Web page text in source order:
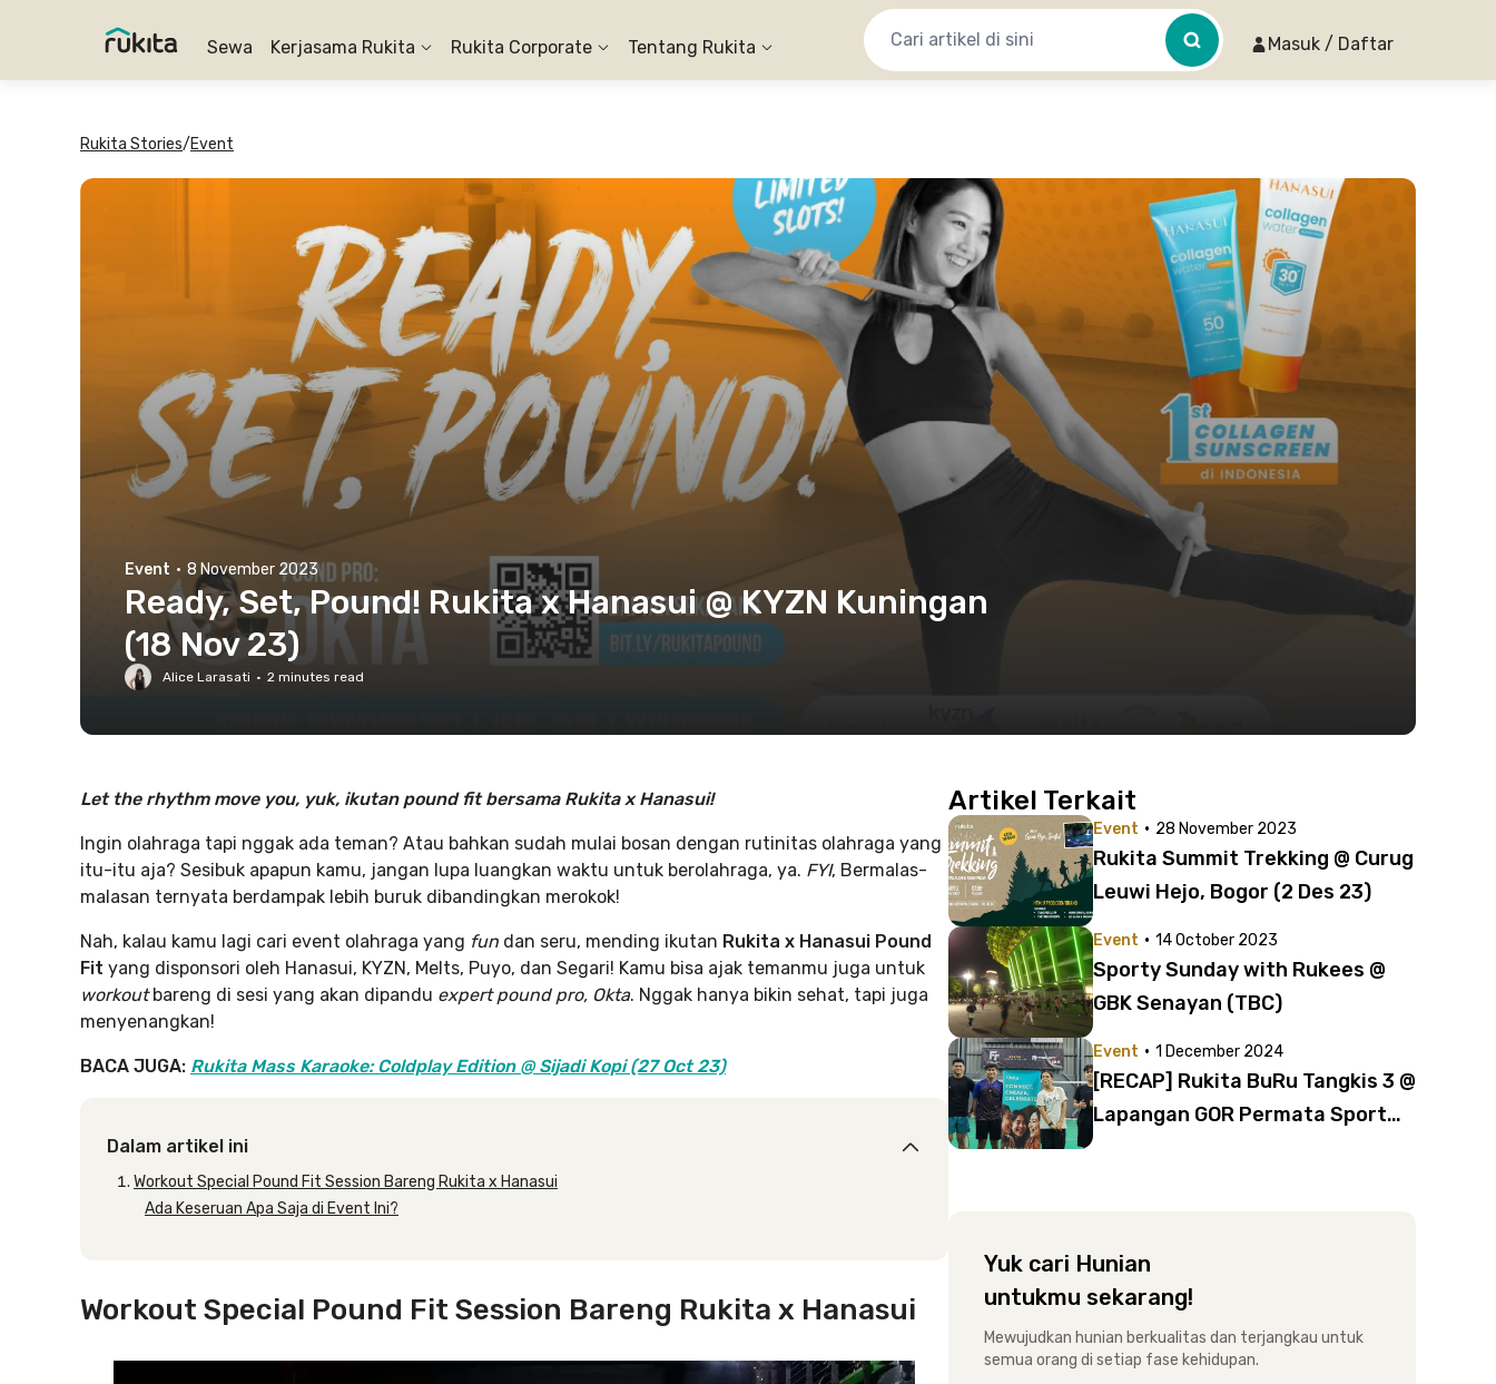
Sewa Kerjasama Rukita Rukita Corporate Tentang Rukita Masuk / Daftar
Rukita Stories/Event
Event · 8 November 2023
Ready, Set, Pound! Rukita x Hanasui @ KYZN Kuningan
(18 Nov 23)
Alice Larasati · 2 minutes read
Let the rhythm move you, yuk, ikutan pound fit bersama Rukita x Hanasui!
Ingin olahraga tapi nggak ada teman? Atau bahkan sudah mulai bosan dengan rutinitas olahraga yang
itu-itu aja? Sesibuk apapun kamu, jangan lupa luangkan waktu untuk berolahraga, ya. FYI, Bermalas-
malasan ternyata berdampak lebih buruk dibandingkan merokok!
Nah, kalau kamu lagi cari event olahraga yang fun dan seru, mending ikutan Rukita x Hanasui Pound
Fit yang disponsori oleh Hanasui, KYZN, Melts, Puyo, dan Segari! Kamu bisa ajak temanmu juga untuk
workoutbareng di sesi yang akan dipandu expert pound pro, Okta. Nggak hanya bikin sehat, tapi juga
menyenangkan!
BACA JUGA: Rukita Mass Karaoke: Coldplay Edition @ Sijadi Kopi (27 Oct 23)
Dalam artikel ini
Workout Special Pound Fit Session Bareng Rukita x Hanasui
Ada Keseruan Apa Saja di Event Ini?
Workout Special Pound Fit Session Bareng Rukita x Hanasui
Artikel Terkait
Event · 28 November 2023
Rukita Summit Trekking @ Curug
Leuwi Hejo, Bogor (2 Des 23)
Event · 14 October 2023
Sporty Sunday with Rukees @
GBK Senayan (TBC)
Event · 1 December 2024
[RECAP] Rukita BuRu Tangkis 3 @
Lapangan GOR Permata Sport
Yuk cari Hunian
untukmu sekarang!
Mewujudkan hunian berkualitas dan terjangkau untuk
semua orang di setiap fase kehidupan.